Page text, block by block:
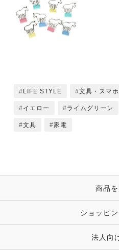
LIFE STYLE 文具・スマ
イエロー ライムグリーン
文具 家電
商品
ショッピ
法人向